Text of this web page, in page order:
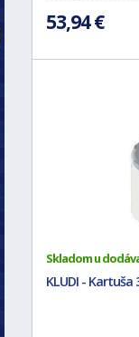
53,94 €
Skladom u
KLUDI - Kartuša